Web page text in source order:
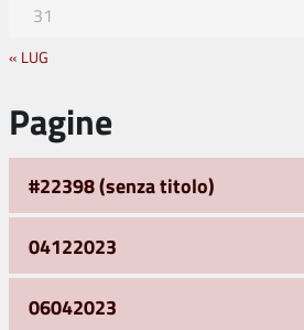
31
« LUG
Pagine
#22398 (senza titolo)
04122023
06042023